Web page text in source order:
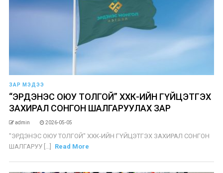
ЗАР МЭДЭЭ
“ЭРДЭНЭС ОЮУ ТОЛГОЙ” ХХК-ИЙН ГҮЙЦЭТГЭХ
ЗАХИРАЛ СОНГОН ШАЛГАРУУЛАХ ЗАР
admin 2026-05-05
"ЭРДЭНЭС ОЮУ ТОЛГОЙ" ХХК-ИЙН ГҮЙЦЭТГЭХ ЗАХИРАЛ СОНГОН
ШАЛГАРУУ [...]
Read More